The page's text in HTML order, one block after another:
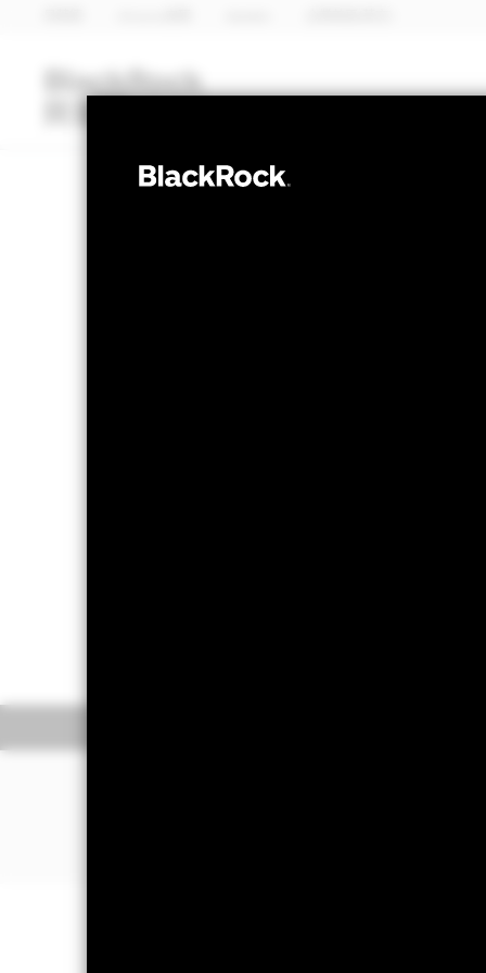
貝萊德系統分
•基金投資於股票，較大的股票價值
•基金透過滬港及深港股票市場交易
•基金投資於若干新興市場，可能需
•基金需承受貨幣匯率風險、流動性
•基金可運用衍生工具作對沖及投資
•基金價值可升可跌，且可於短期內
•投資者不應單憑此文件作投資決定
系統分析中國A股特別時機基金以盡
股本證券投資組合。就投資目標而言
基金的全部貨幣對沖股份類別使用金融
該基金的管理公司將確保適當的程序得
股份類別—貨幣對沖股份類別會於股份類